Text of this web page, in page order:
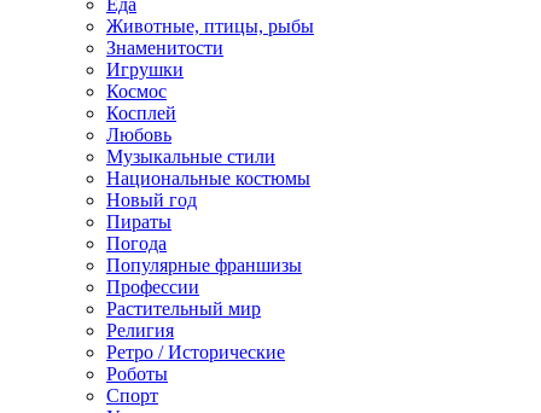
Еда
Животные, птицы, рыбы
Знаменитости
Игрушки
Космос
Косплей
Любовь
Музыкальные стили
Национальные костюмы
Новый год
Пираты
Погода
Популярные франшизы
Профессии
Растительный мир
Религия
Ретро / Исторические
Роботы
Спорт